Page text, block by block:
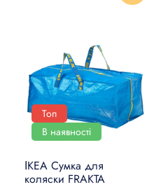
Топ
В наявності
ІКЕА Сумка для
коляски FRAKTA